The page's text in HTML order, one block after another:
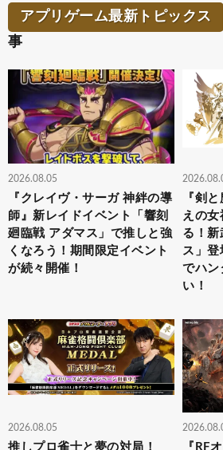
アプリゲーム最新トピックス
事
2026.08.05
『クレイヴ・サーガ 神絆の導
師』新レイドイベント「響刻
廻臨戦 アダマス」で推しと強
くなろう！期間限定イベント
が続々開催！
『剣
えの
る！新
ス」
でハン
い！
2026.08.05
推しプロ雀士と夢の対局！
『RF